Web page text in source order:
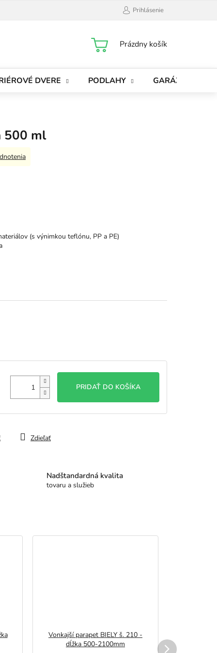
Prihlásenie
NÁKUPNÝ
Prázdny košík
DVERE PODLAHY GARÁŽOVÉ
500 ml
PRIDAŤ DO KOŠÍKA
(s výnimkou teflónu, PP a PE)
Zdieľať
Nadštandardná kvalita
tovaru a služieb
Vonkajší parapet BIELY š. 210 -
dĺžka 500-2100mm